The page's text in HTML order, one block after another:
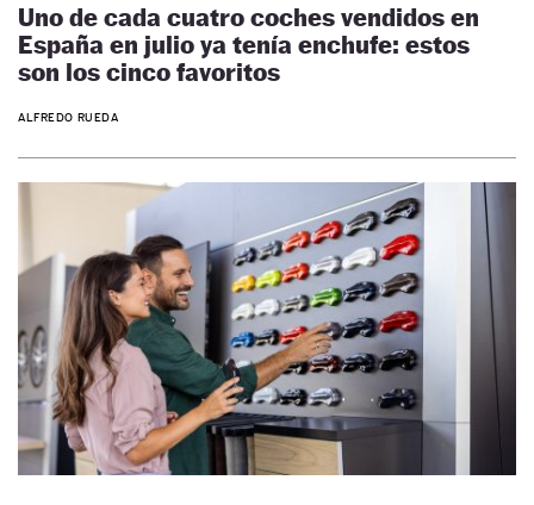
Uno de cada cuatro coches vendidos en
España en julio ya tenía enchufe: estos
son los cinco favoritos
ALFREDO RUEDA